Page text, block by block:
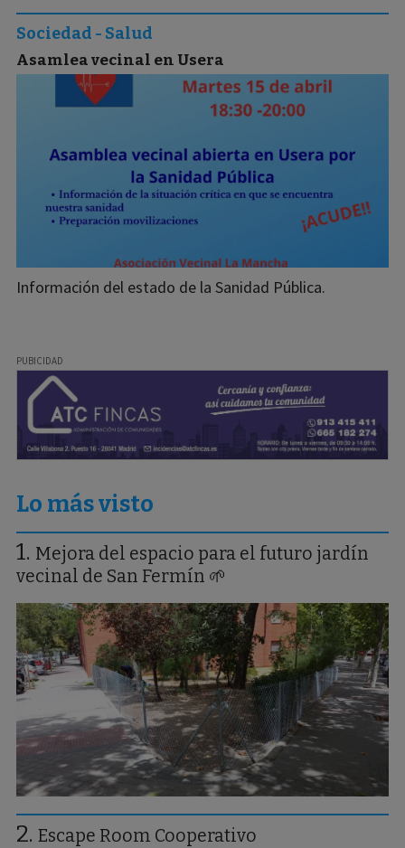
Asamlea vecinal en Usera
Sociedad - Salud
Información del estado de la Sanidad Pública.
Lo más visto
Mejora del espacio para el futuro jardín
vecinal de San Fermín 🌱
Escape Room Cooperativo